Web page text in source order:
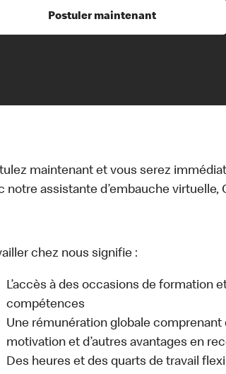
Postuler maintenant
maintenant et vous serez
notre assistante d’embauche virtuelle,
chez nous signifie :
L’accès à des occasions de formation
compétences
Une rémunération globale
motivation et d’autres avantages en
Des heures et des quarts de travail